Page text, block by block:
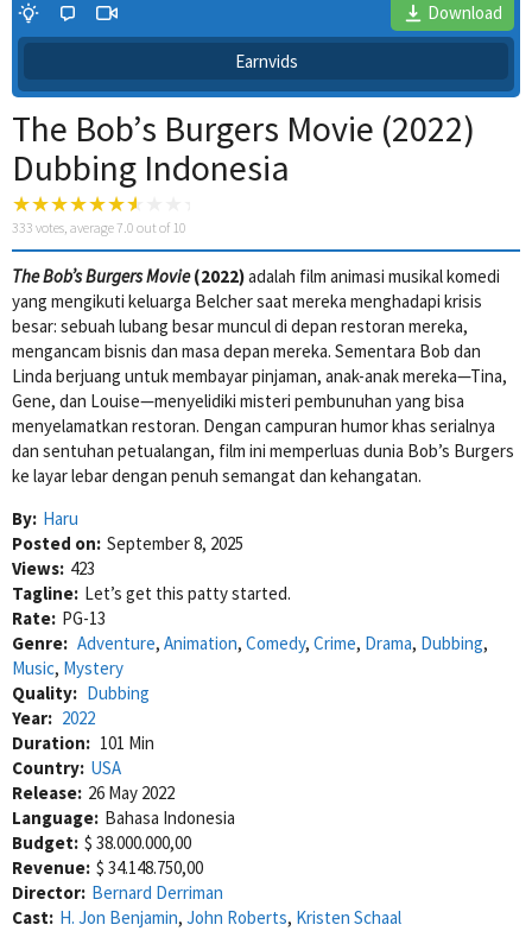
4 Wait Time
Download
Earnvids
The Bob’s Burgers Movie (2022)
Dubbing Indonesia
333 votes, average7.0 out of 10
The Bob’s Burgers Movie(2022)adalah film animasi musikal komedi
yang mengikuti keluarga Belcher saat mereka menghadapi krisis
besar: sebuah lubang besar muncul di depan restoran mereka,
mengancam bisnis dan masa depan mereka. Sementara Bob dan
Linda berjuang untuk membayar pinjaman, anak-anak mereka—Tina,
Gene, dan Louise—menyelidiki misteri pembunuhan yang bisa
menyelamatkan restoran. Dengan campuran humor khas serialnya
dan sentuhan petualangan, film ini memperluas dunia Bob’s Burgers
ke layar lebar dengan penuh semangat dan kehangatan.
By: Haru
Posted on: September 8, 2025
Views: 423
Tagline: Let’s get this patty started.
Rate: PG-13
Genre: Adventure, Animation, Comedy, Crime, Drama, Dubbing,
Music, Mystery
Quality: Dubbing
Year: 2022
Duration: 101 Min
Country: USA
Release: 26 May 2022
Language: Bahasa Indonesia
Budget: $ 38.000.000,00
Revenue: $ 34.148.750,00
Director: Bernard Derriman
Cast: H. Jon Benjamin, John Roberts, Kristen Schaal